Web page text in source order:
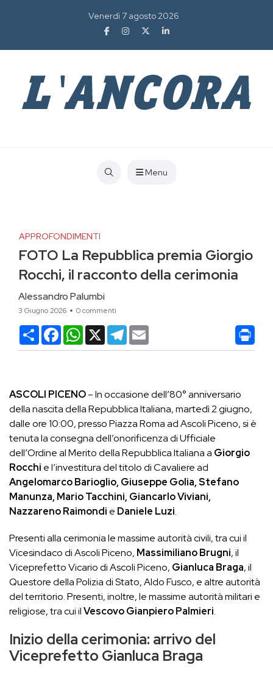
Venerdì 7 agosto 2026
Menu
APPROFONDIMENTI
FOTO La Repubblica premia Giorgio
Rocchi, il racconto della cerimonia
Alessandro Palumbi
3 Giugno 2026 0 commenti
CondividiFacebookWhatsApp
X Telegram
ASCOLI PICENO– In occasione dell’80° anniversario
della nascita della Repubblica Italiana, martedì 2 giugno,
dalle ore 10:00, presso Piazza Roma ad Ascoli Piceno, si è
tenuta la consegna dell’onorificenza di Ufficiale
dell’Ordine al Merito della Repubblica Italiana a Giorgio
Rocchi e l’investitura del titolo di Cavaliere ad
Angelomarco Barioglio, Giuseppe Golia, Stefano
Manunza, Mario Tacchini, Giancarlo Viviani,
Nazzareno Raimondi e Daniele Luzi.
Presenti alla cerimonia le massime autorità civili, tra cui il
Vicesindaco di Ascoli Piceno, Massimiliano Brugni, il
Viceprefetto Vicario di Ascoli Piceno, Gianluca Braga, il
Questore della Polizia di Stato, Aldo Fusco, e altre autorità
del territorio. Presenti, inoltre, le massime autorità militari e
religiose, tra cui ilVescovo Gianpiero Palmieri.
Inizio della cerimonia: arrivo del
Viceprefetto Gianluca Braga